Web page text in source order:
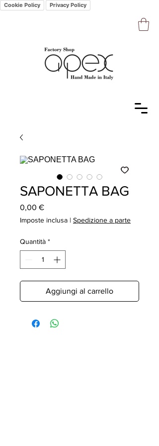
Cookie Policy Privacy Policy
SAPONETTA BAG
0,00 €Prezzo
Imposte inclusa | Spedizione a parte
Quantità *
Aggiungi al carrello